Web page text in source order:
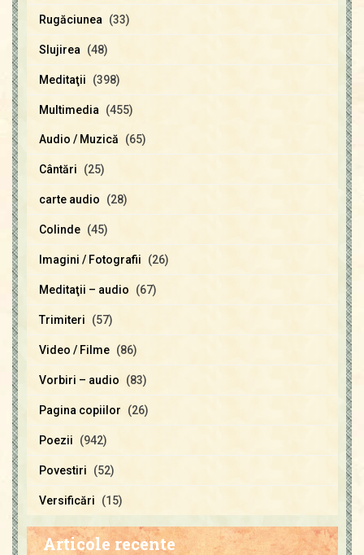
Rugăciunea (33)
Slujirea (48)
Meditaţii (398)
Multimedia (455)
Audio / Muzică (65)
Cântări (25)
carte audio (28)
Colinde (45)
Imagini / Fotografii (26)
Meditaţii – audio (67)
Trimiteri (57)
Video / Filme (86)
Vorbiri – audio (83)
Pagina copiilor (26)
Poezii (942)
Povestiri (52)
Versificări (15)
Articole recente